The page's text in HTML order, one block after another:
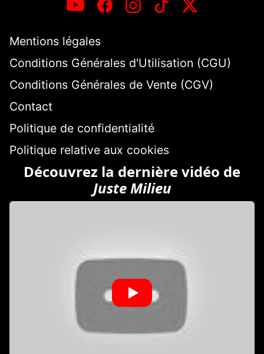
Mentions légales
Conditions Générales d'Utilisation (CGU)
Conditions Générales de Vente (CGV)
Contact
Politique de confidentialité
Politique relative aux cookies
Découvrez la dernière vidéo de
Juste Milieu